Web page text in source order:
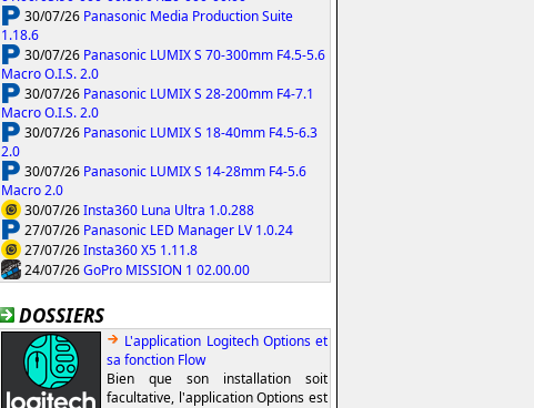
30/07/26 Panasonic Media Production Suite
1.18.6
30/07/26 Panasonic LUMIX S 70-300mm F4.5-5.6
Macro O.I.S. 2.0
30/07/26 Panasonic LUMIX S 28-200mm F4-7.1
Macro O.I.S. 2.0
30/07/26 Panasonic LUMIX S 18-40mm F4.5-6.3
2.0
30/07/26 Panasonic LUMIX S 14-28mm F4-5.6
Macro 2.0
30/07/26Insta360 Luna Ultra 1.0.288
27/07/26 Panasonic LED Manager LV 1.0.24
27/07/26Insta360 X5 1.11.8
24/07/26GoPro MISSION 1 02.00.00
DOSSIERS
L'application Logitech Options et
sa fonction Flow
Bien que son installation soit
facultative, l'application Options est